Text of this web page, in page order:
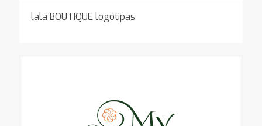
lala BOUTIQUE logotipas